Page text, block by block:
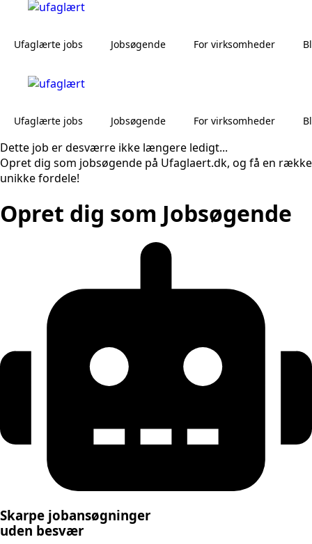
Ufaglærte jobs Jobsøgende For virksomheder
Ufaglærte jobs Jobsøgende For virksomheder
Dette job er desværre ikke længere ledigt...
Opret dig som jobsøgende på Ufaglaert.dk, og få en række
unikke fordele!
Opret dig som Jobsøgende
Skarpe jobansøgninger
uden besvær